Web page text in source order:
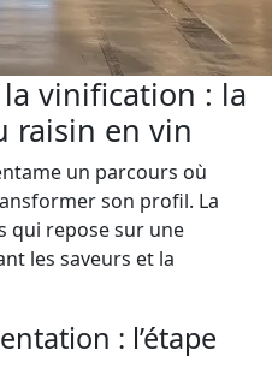
vinification : la
raisin en vin
un parcours où
son profil. La
qui repose sur une
les saveurs et la
: l’étape